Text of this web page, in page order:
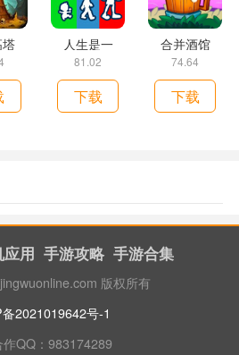
人生是一
81.02
下载
合并酒馆
74.64
下载
用 手游攻略 手游合集
版权所有
2021019642号-1
作QQ：983174289